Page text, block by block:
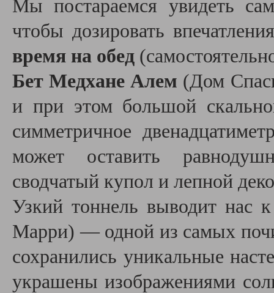
Мы постараемся увидеть
чтобы дозировать
время на обед
Бет Медхане Алем (Дом
и при этом большой
симметричное
может оставить
сводчатый купол и лепной
Узкий тоннель выводит нас
Марри) — одной из самых
сохранились уникальные
украшены изображениями